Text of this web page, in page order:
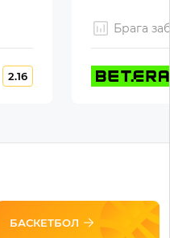
2.16
Брага
БАСКЕТБОЛ